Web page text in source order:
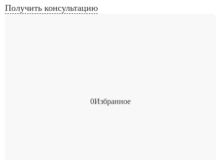
Получить консультацию
0Избранное